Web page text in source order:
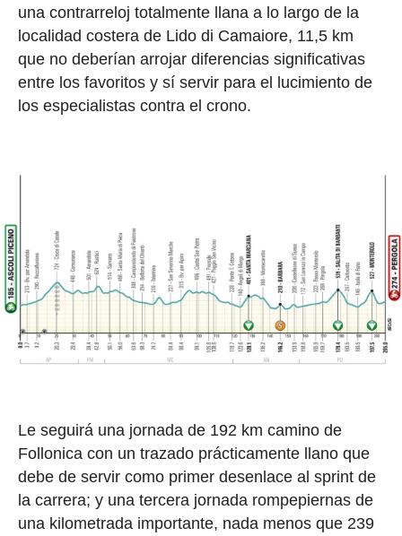
una contrarreloj totalmente llana a lo largo de la
localidad costera de Lido di Camaiore, 11,5 km
que no deberían arrojar diferencias significativas
entre los favoritos y sí servir para el lucimiento de
los especialistas contra el crono.
Le seguirá una jornada de 192 km camino de
Follonica con un trazado prácticamente llano que
debe de servir como primer desenlace al sprint de
la carrera; y una tercera jornada rompepiernas de
una kilometrada importante, nada menos que 239